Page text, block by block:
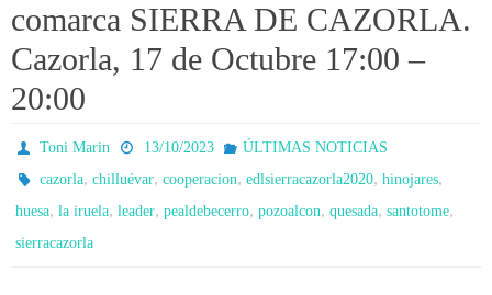
comarca SIERRA DE CAZORLA.
Cazorla, 17 de Octubre 17:00 –
20:00
Toni Marin 13/10/2023
ÚLTIMAS NOTICIAS
cazorla,chilluévar,cooperacion,edlsierracazorla2020,hinojares,
huesa, la iruela, leader, pealdebecerro, pozoalcon, quesada, santotome,
sierracazorla